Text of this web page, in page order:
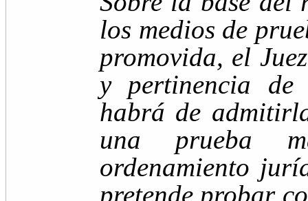
los medios de
promovida, el
y pertinencia de
habrá de
una prueba
ordenamiento
pretende probar